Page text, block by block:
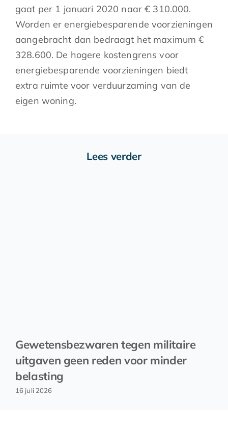
gaat per 1 januari 2020 naar € 310.000.
Worden er energiebesparende voorzieningen
aangebracht dan bedraagt het maximum €
328.600. De hogere kostengrens voor
energiebesparende voorzieningen biedt
extra ruimte voor verduurzaming van de
eigen woning.
Lees verder
Gewetensbezwaren tegen militaire
uitgaven geen reden voor minder
belasting
16 juli 2026